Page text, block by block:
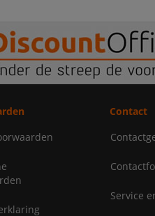
Contact
Service